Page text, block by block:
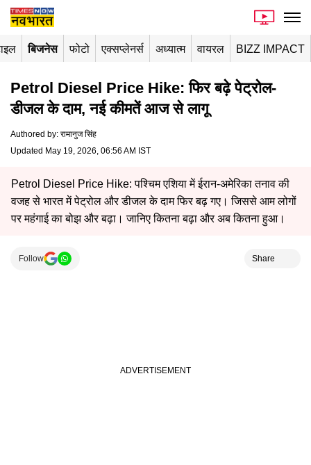
बिजनेस फोटो एक्सप्लेनर्स अध्यात्म वायरल BIZZ IMPACT
Petrol Diesel Price Hike: फिर बढ़े पेट्रोल-
डीजल के दाम, नई कीमतें आज से लागू
Authored by: रामानुज सिंह
Updated May 19, 2026, 06:56 AM IST
Petrol Diesel Price Hike: पश्चिम एशिया में ईरान-अमेरिका तनाव की
वजह से भारत में पेट्रोल और डीजल के दाम फिर बढ़ गए। जिससे आम लोगों
पर महंगाई का बोझ और बढ़ा। जानिए कितना बढ़ा और अब कितना हुआ।
Follow Share